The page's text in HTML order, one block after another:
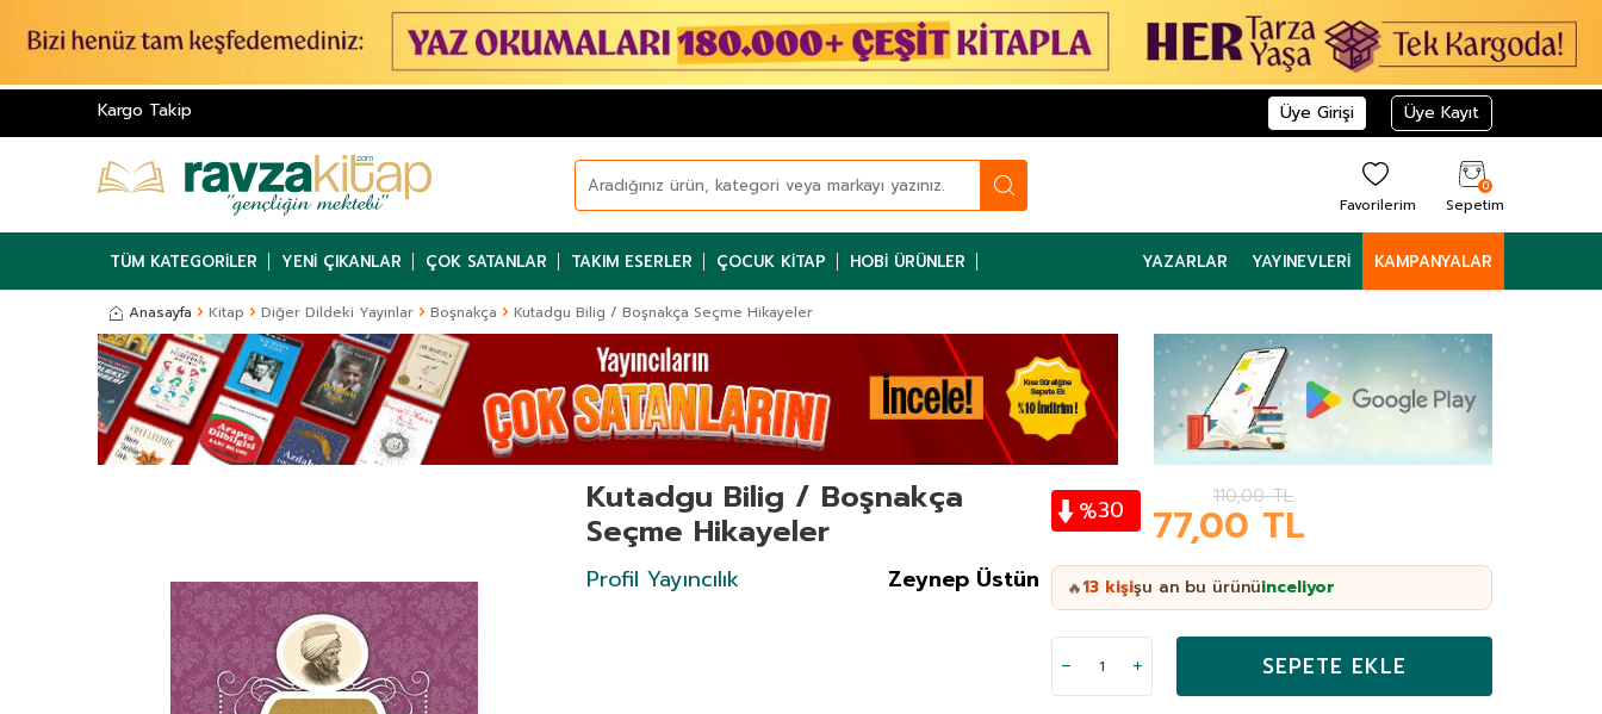
Kargo Takip Üye Girişi Üye Kayıt
Favorilerim
0
Sepetim
TÜM KATEGORILER YENI ÇIKANLAR ÇOK SATANLAR TAKIM ESERLER ÇOCUK KITAP HOBI ÜRÜNLER YAZARLAR YAYINEVLERI KAMPANYALAR
Anasayfa Kitap Diğer Dildeki Yayınlar Boşnakça Kutadgu Bilig / Boşnakça Seçme Hikayeler
Kutadgu Bilig / Boşnakça
Seçme Hikayeler
Profil Yayıncılık Zeynep Üstün
%30 110,00TL
77,00 TL
🔥13 kişişu an bu ürünüinceliyor
SEPETE EKLE